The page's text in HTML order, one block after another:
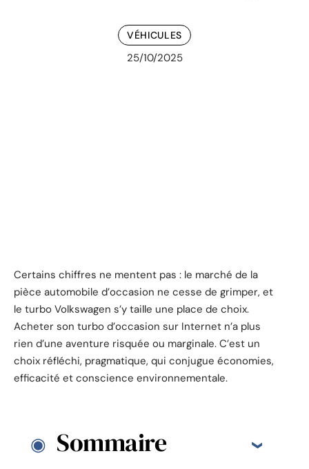
VÉHICULES
25/10/2025
Certains chiffres ne mentent pas : le marché de la
pièce automobile d’occasion ne cesse de grimper, et
le turbo Volkswagen s’y taille une place de choix.
Acheter son turbo d’occasion sur Internet n’a plus
rien d’une aventure risquée ou marginale. C’est un
choix réfléchi, pragmatique, qui conjugue économies,
efficacité et conscience environnementale.
Sommaire